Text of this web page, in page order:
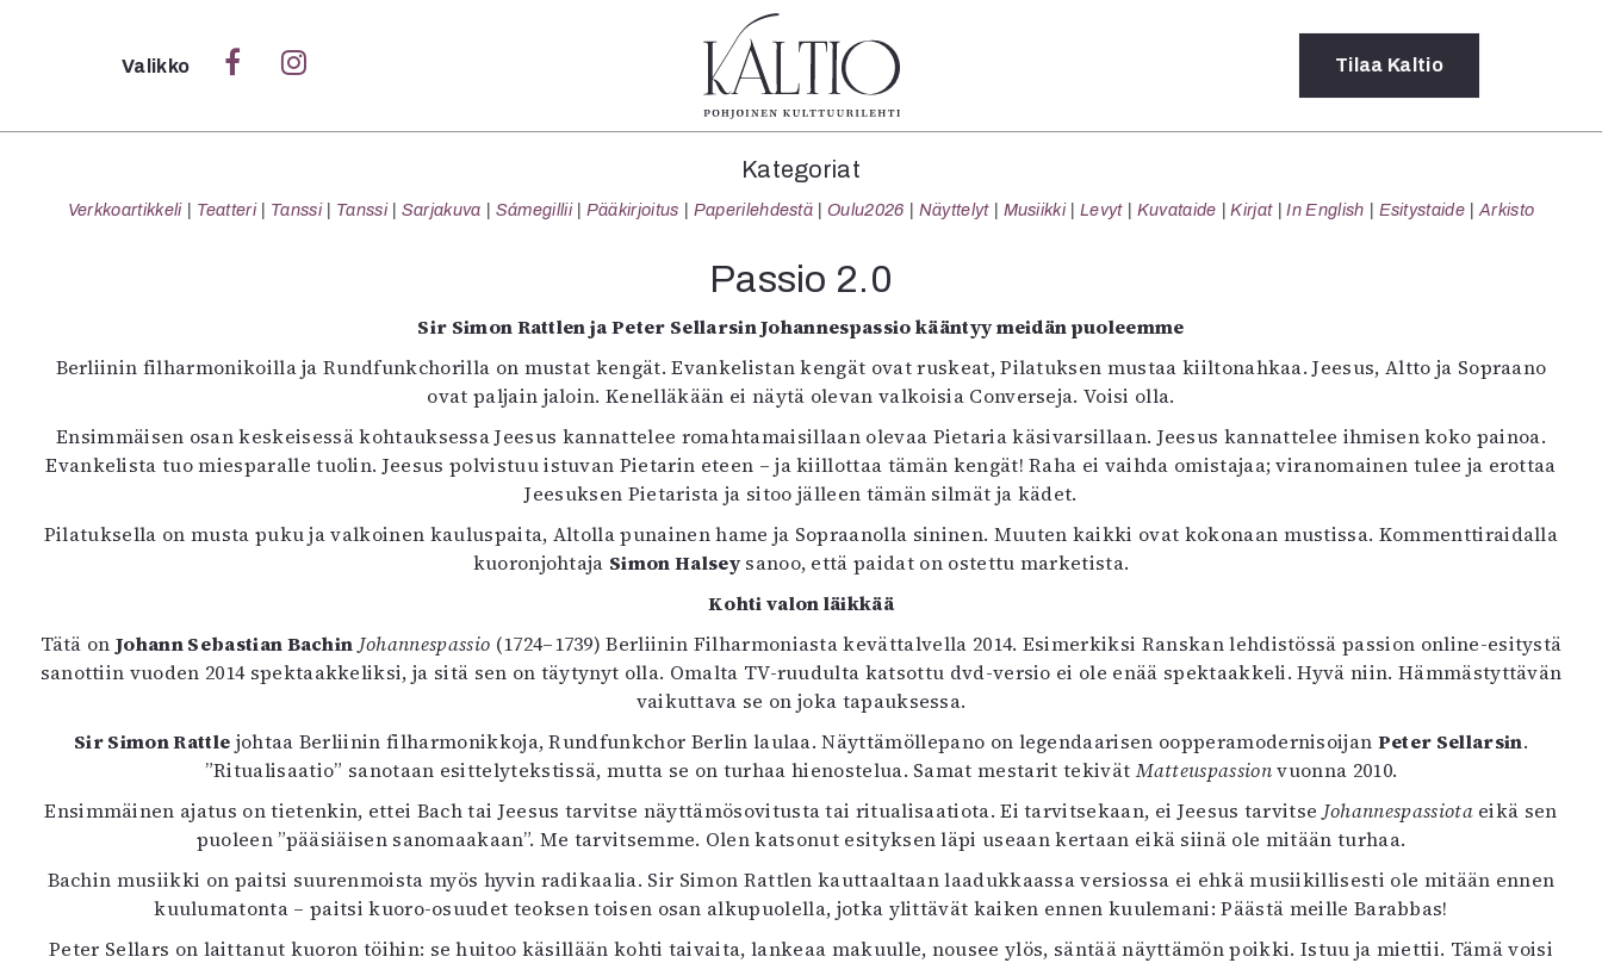
Sulje
Verkkoartikkeli
Sarjakuva
Pääkirjoitus
Paperilehdestä
Oulu2026
Näyttelyt
Musiikki
Levyt
Kuvataide
Kirjat
Esitystaide
Arkisto
Lehdet
4/2026
1/2026
6/2025
5/2025 saame
Lehtiarkisto
Tilaus ja
Mediatiedot
Valikko Tilaa Kaltio
Kategoriat
Verkkoartikkeli Teatteri Tanssi Tanssi Sarjakuva Sámegillii Pääkirjoitus Paperilehdestä Oulu2026 Näyttelyt Musiikki Levyt Kuvataide Kirjat In English Esitystaide Arkisto
Passio 2.0
Sir Simon Rattlen ja Peter Sellarsin Johannespassio kääntyy meidän puoleemme
Berliinin filharmonikoilla ja Rundfunkchorilla on mustat kengät. Evankelistan kengät ovat ruskeat, Pilatuksen mustaa kiiltonahkaa. Jeesus, Altto ja Sopraano
ovat paljain jaloin. Kenelläkään ei näytä olevan valkoisia Converseja. Voisi olla.
Ensimmäisen osan keskeisessä kohtauksessa Jeesus kannattelee romahtamaisillaan olevaa Pietaria käsivarsillaan. Jeesus kannattelee ihmisen koko painoa.
Evankelista tuo miesparalle tuolin. Jeesus polvistuu istuvan Pietarin eteen – ja kiillottaa tämän kengät! Raha ei vaihda omistajaa; viranomainen tulee ja erottaa
Jeesuksen Pietarista ja sitoo jälleen tämän silmät ja kädet.
Pilatuksella on musta puku ja valkoinen kauluspaita, Altolla punainen hame ja Sopraanolla sininen. Muuten kaikki ovat kokonaan mustissa. Kommenttiraidalla
kuoronjohtaja Simon Halseysanoo, että paidat on ostettu marketista.
Kohti valon läikkää
Tätä onJohann Sebastian Bachin Johannespassio (1724–1739) Berliinin Filharmoniasta kevättalvella 2014. Esimerkiksi Ranskan lehdistössä passion online-esitystä
sanottiin vuoden 2014 spektaakkeliksi, ja sitä sen on täytynyt olla. Omalta TV-ruudulta katsottu dvd-versio ei ole enää spektaakkeli. Hyvä niin. Hämmästyttävän
vaikuttava se on joka tapauksessa.
Sir Simon Rattle johtaa Berliinin filharmonikkoja, Rundfunkchor Berlin laulaa. Näyttämöllepano on legendaarisen oopperamodernisoijan Peter Sellarsin.
”Ritualisaatio” sanotaan esittelytekstissä, mutta se on turhaa hienostelua. Samat mestarit tekivät Matteuspassionvuonna 2010.
Ensimmäinen ajatus on tietenkin, ettei Bach tai Jeesus tarvitse näyttämösovitusta tai ritualisaatiota. Ei tarvitsekaan, ei Jeesus tarvitse Johannespassiotaeikä sen
puoleen ”pääsiäisen sanomaakaan”. Me tarvitsemme. Olen katsonut esityksen läpi useaan kertaan eikä siinä ole mitään turhaa.
Bachin musiikki on paitsi suurenmoista myös hyvin radikaalia. Sir Simon Rattlen kauttaaltaan laadukkaassa versiossa ei ehkä musiikillisesti ole mitään ennen
kuulumatonta – paitsi kuoro-osuudet teoksen toisen osan alkupuolella, jotka ylittävät kaiken ennen kuulemani: Päästä meille Barabbas!
Peter Sellars on laittanut kuoron töihin: se huitoo käsillään kohti taivaita, lankeaa makuulle, nousee ylös, säntää näyttämön poikki. Istuu ja miettii. Tämä voisi